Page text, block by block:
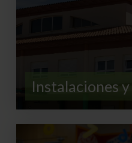
Instalaciones